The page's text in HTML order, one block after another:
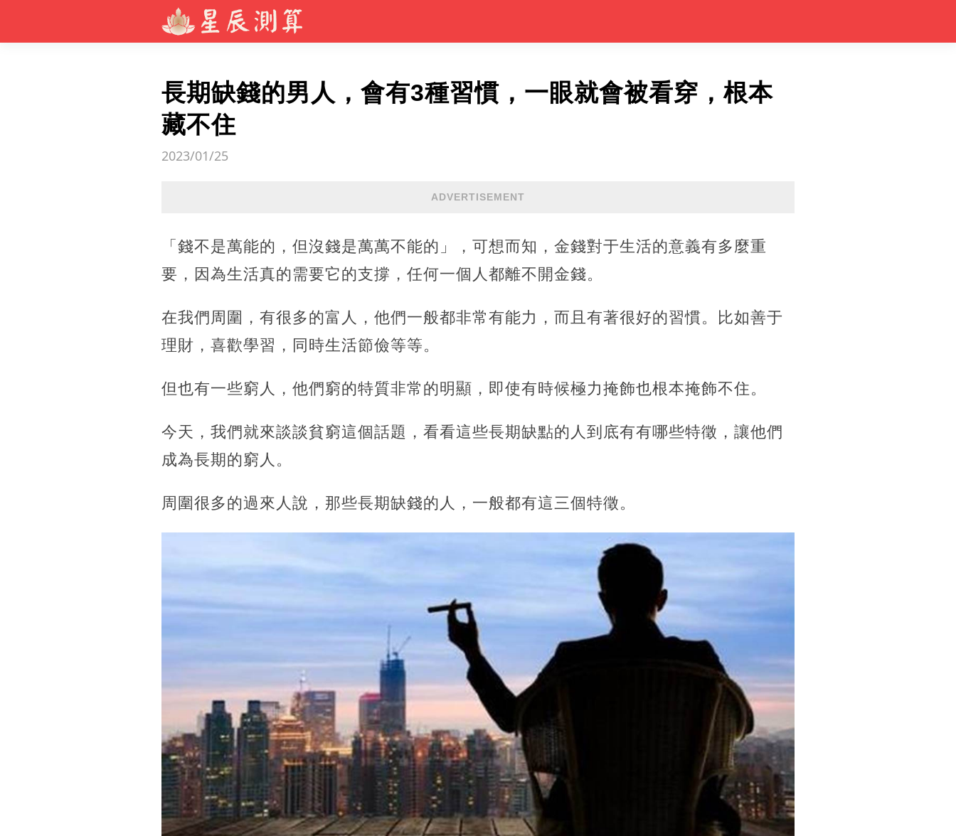
長期缺錢的男人，會有3種習慣，一眼就會被看穿，根本
藏不住
2023/01/25
ADVERTISEMENT
「錢不是萬能的，但沒錢是萬萬不能的」，可想而知，金錢對于生活的意義有多麼重
要，因為生活真的需要它的支撐，任何一個人都離不開金錢。
在我們周圍，有很多的富人，他們一般都非常有能力，而且有著很好的習慣。比如善于
理財，喜歡學習，同時生活節儉等等。
但也有一些窮人，他們窮的特質非常的明顯，即使有時候極力掩飾也根本掩飾不住。
今天，我們就來談談貧窮這個話題，看看這些長期缺點的人到底有有哪些特徵，讓他們
成為長期的窮人。
周圍很多的過來人說，那些長期缺錢的人，一般都有這三個特徵。